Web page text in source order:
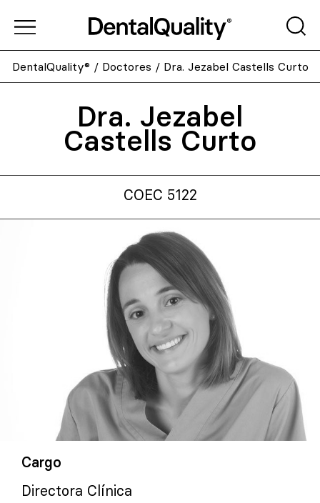
DentalQuality® / Doctores / Dra. Jezabel Castells Curto
Dra. Jezabel
Castells Curto
COEC 5122
Cargo
Directora Clínica